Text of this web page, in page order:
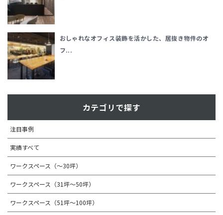
おしゃれなオフィス装飾を活かした、居抜き物件のオ
フ...
カテゴリで探す
注目事例
実績すべて
ワークスペース（～30坪）
ワークスペース（31坪〜50坪）
ワークスペース（51坪～100坪）